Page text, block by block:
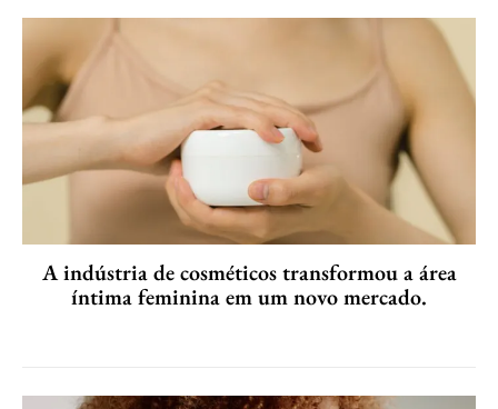
A indústria de cosméticos transformou a área
íntima feminina em um novo mercado.